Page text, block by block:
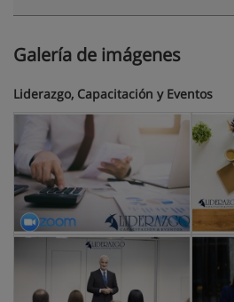
Galería de imágenes
Liderazgo, Capacitación y Eventos